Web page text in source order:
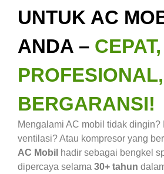
UNTUK AC
ANDA – CEPAT,
PROFESIONAL,
BERGARANSI!
Mengalami AC mobil tidak dingin?
ventilasi? Atau kompresor yang
AC Mobil hadir sebagai bengkel
dipercaya selama 30+ tahun